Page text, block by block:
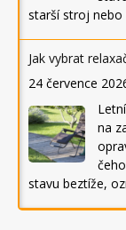
starší stroj
Jak vybrat
24 července
na
stavu beztíže,